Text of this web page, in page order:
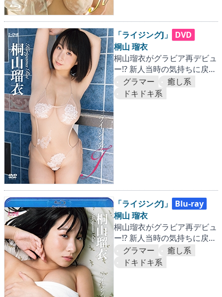
「ライジングJ」
DVD
桐山 瑠衣
桐山瑠衣がグラビア再デビュ
ー!? 新人当時の気持ちに戻っ
てセクシーポーズを連発！
グラマー
癒し系
ドキドキ系
「ライジングJ」
Blu-ray
桐山 瑠衣
桐山瑠衣がグラビア再デビュ
ー!? 新人当時の気持ちに戻っ
てセクシーポーズを連発！
グラマー
癒し系
ドキドキ系